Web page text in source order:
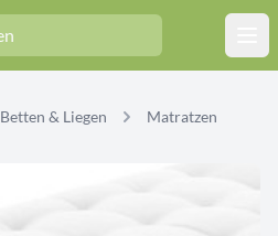
Betten & Liegen Matratzen